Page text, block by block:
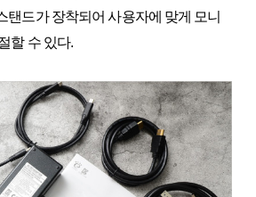
탠드가 장착되어 사용자에 맞게 모니
할 수 있다.